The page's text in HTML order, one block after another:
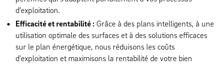
d'exploitation.
Efficacité et rentabilité : Grâce à des plans intelligents, à une
utilisation optimale des surfaces et à des solutions efficaces
sur le plan énergétique, nous réduisons les coûts
d'exploitation et maximisons la rentabilité de votre bien